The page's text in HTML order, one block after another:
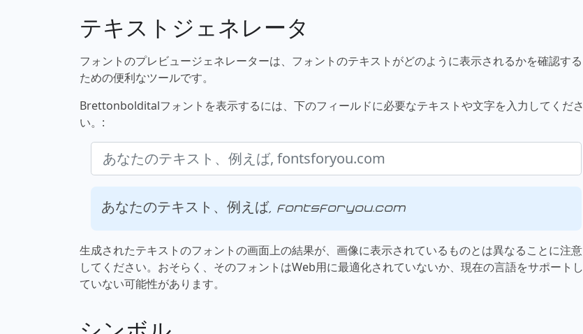
テキストジェネレータ
フォントのプレビュージェネレーターは、フォントのテキストがどのように表示されるかを確認する
ための便利なツールです。
Brettonbolditalフォントを表示するには、下のフィールドに必要なテキストや文字を入力してくださ
い。:
あなたのテキスト、例えば, fontsforyou.com
生成されたテキストのフォントの画面上の結果が、画像に表示されているものとは異なることに注意
してください。おそらく、そのフォントはWeb用に最適化されていないか、現在の言語をサポートし
ていない可能性があります。